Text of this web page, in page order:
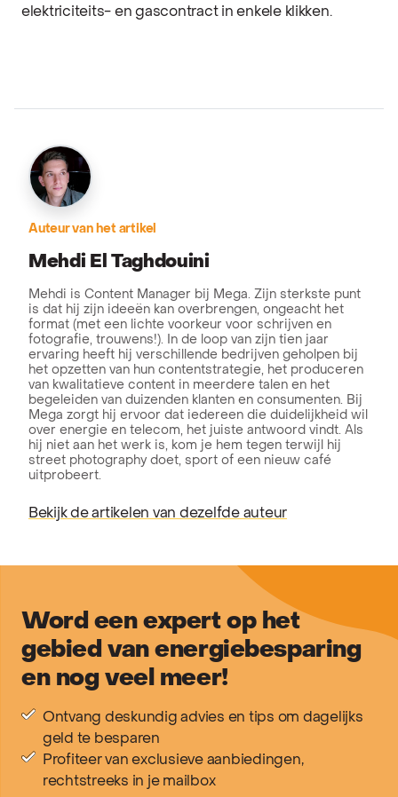
elektriciteits- en gascontract in enkele klikken.
Auteur van het artikel
Mehdi El Taghdouini
Mehdi is Content Manager bij Mega. Zijn sterkste punt
is dat hij zijn ideeën kan overbrengen, ongeacht het
format (met een lichte voorkeur voor schrijven en
fotografie, trouwens!). In de loop van zijn tien jaar
ervaring heeft hij verschillende bedrijven geholpen bij
het opzetten van hun contentstrategie, het produceren
van kwalitatieve content in meerdere talen en het
begeleiden van duizenden klanten en consumenten. Bij
Mega zorgt hij ervoor dat iedereen die duidelijkheid wil
over energie en telecom, het juiste antwoord vindt. Als
hij niet aan het werk is, kom je hem tegen terwijl hij
street photography doet, sport of een nieuw café
uitprobeert.
Bekijk de artikelen van dezelfde auteur
Word een expert op het
gebied van energiebesparing
en nog veel meer!
Ontvang deskundig advies en tips om dagelijks
geld te besparen
Profiteer van exclusieve aanbiedingen,
rechtstreeks in je mailbox